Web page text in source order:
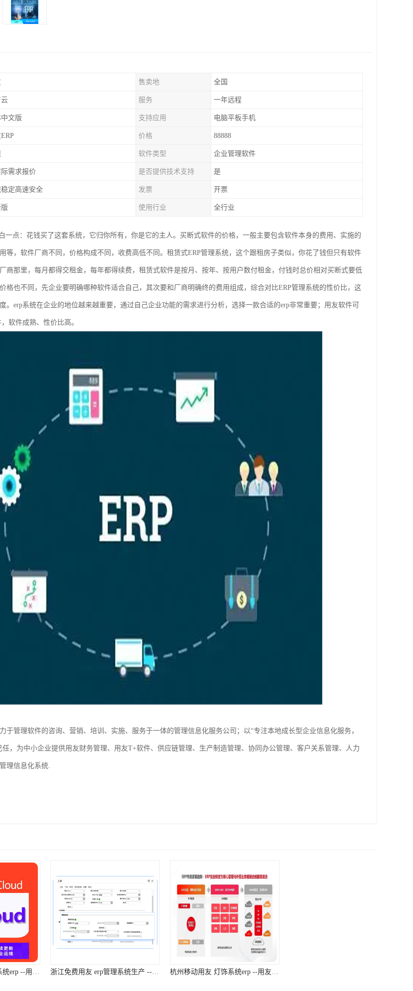
售卖地 全国
服务 一年远程
文版 支持应用 电脑平板手机
价格 88888
软件类型 企业管理软件
需求报价 是否提供技术支持 是
稳定高速安全 发票 开票
使用行业 全行业
一点：花钱买了这套系统，它归你所有，你是它的主人。买断式软件的价格，一般主要包含软件本身的费用、实施的
等，软件厂商不同，价格构成不同，收费高低不同。租赁式ERP管理系统，这个跟租房子类似，你花了钱但只有软件
商那里，每月都得交租金，每年都得续费，租赁式软件是按月、按年、按用户数付租金，付钱时总价相对买断式要低
格也不同，先企业要明确哪种软件适合自己，其次要和厂商明确终的费用组成，综合对比ERP管理系统的性价比，这
。erp系统在企业的地位越来越重要，通过自己企业功能的需求进行分析，选择一款合适的erp非常重要；用友软件可
软件成熟、性价比高。
于管理软件的咨询、营销、培训、实施、服务于一体的管理信息化服务公司；以“专注本地成长型企业信息化服务，
任，为中小企业提供用友财务管理、用友T+软件、供应链管理、生产制造管理、协同办公管理、客户关系管理、人力
理信息化系统.
浙江实用的用友 电商系统erp --用友浙江服务 浙江免费用友 erp管理系统生产 --用友浙江服务中心 杭州移动用友 灯饰系统erp --用友浙江服务中心